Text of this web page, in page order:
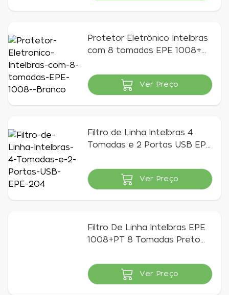
Protetor Eletrônico Intelbras
com 8 tomadas EPE 1008+
Indisponível
Ver Preço
Filtro de Linha Intelbras 4
Tomadas e 2 Portas USB EPE
Indisponível
Ver Preço
Filtro De Linha Intelbras EPE
1008+PT 8 Tomadas Preto
Indisponível
Ver Preço